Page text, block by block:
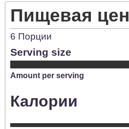
Пищевая
6 Порции
Serving size
Amount per serving
Калории